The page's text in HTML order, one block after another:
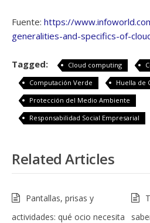
Fuente: https://
generalities-and-specifics-of-
Tagged: Cloud computing
Computación Verde
Huella de
Protección del Medio Ambiente
Responsabilidad Social Empresarial
Related Articles
Pantallas, prisas y
actividades: qué ocio necesita